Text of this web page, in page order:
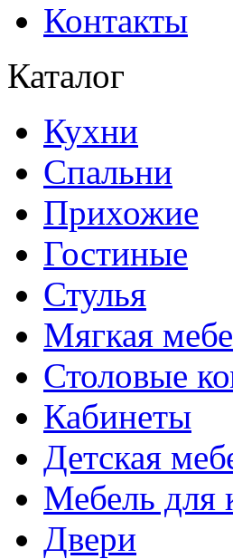
Контакты
Каталог
Кухни
Спальни
Прихожие
Гостиные
Стулья
Мягкая
Столовые
Кабинеты
Детская
Мебель для
Двери